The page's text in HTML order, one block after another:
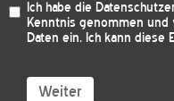
Ich habe die
Kenntnis genommen
Daten ein. Ich kann
Weiter